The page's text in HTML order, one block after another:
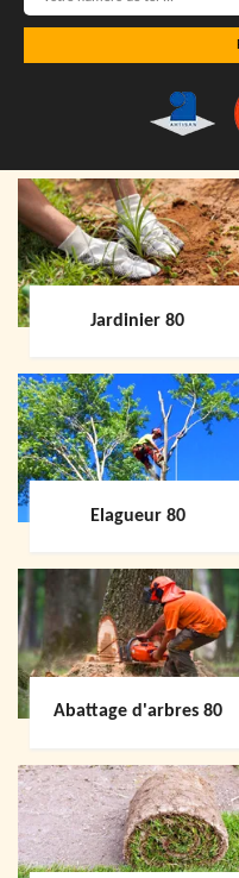
Jardinier 80
Elagueur 80
Abattage d'arbres 80